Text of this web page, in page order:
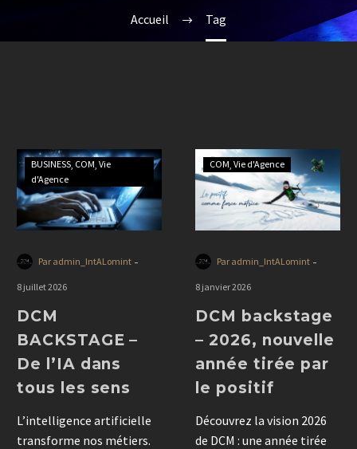
Accueil Tag
BUSINESS COM Vie
d'Agence
Par admin_IntALomint -
8 juillet 2026
DCM
BACKSTAGE –
De l’IA dans
tous les sens
L’intelligence artificielle
transforme nos métiers.
COM Vie d'Agence
Par admin_IntALomint -
8 janvier 2026
DCM backstage
– 2026, nouvelle
année tirée par
le positif
Découvrez la vision 2026
de DCM : une année tirée